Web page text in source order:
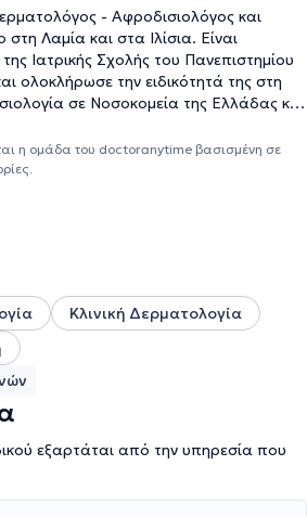
- Αφροδισιολόγος και
στη Λαμία και στα Ιλίσια. Είναι
Ιατρικής Σχολής του Πανεπιστημίου
ολοκλήρωσε την ειδικότητά της στη
σε Νοσοκομεία της Ελλάδας και
και εξουσιοδοτημένη
Ιατρών στη Δερματολογία -
στο Dortmund και Ιατρικός
Δερματολογίας, BeautyMedic
να αναφερθεί πως έχει
επιστημονικές δημοσιεύσεις, έχει
και σεμιναρίων που
εξωτερικό και αποτελεί μέλος της
Εταιρείας, της Ελληνικής
της Ελληνικής Δερματοχειρουργικής
η ομάδα του doctoranytime βασισμένη σε
Κλινική Δερματολογία
εξαρτάται από την υπηρεσία που